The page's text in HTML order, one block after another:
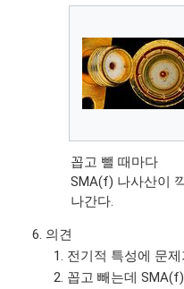
꼽고 뺄 때마다
SMA(f) 나사산이
나간다.
의견
전기적 특성에 문제
꼽고 빼는데